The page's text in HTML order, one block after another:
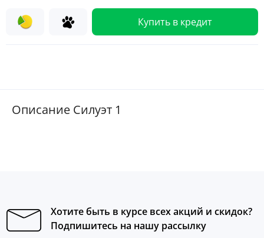
Купить в кредит
Описание Силуэт 1
Хотите быть в курсе всех акций и скидок?
Подпишитесь на нашу рассылку